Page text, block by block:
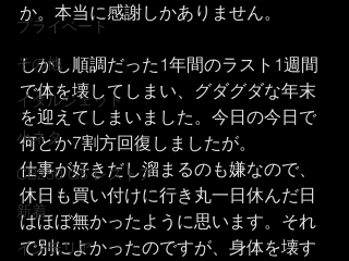
プライベート
その他
イタルジェット
小ネタ
CB250 G5 レストア
新着
インテリア
か。本当に感謝しかありません。
しかし順調だった1年間のラスト1週間
で体を壊してしまい、グダグダな年末
を迎えてしまいました。今日の今日で
何とか7割方回復しましたが。
仕事が好きだし溜まるのも嫌なので、
休日も買い付けに行き丸一日休んだ日
はほぼ無かったように思います。それ
で別によかったのですが、身体を壊す